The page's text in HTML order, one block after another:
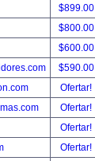
$899.00
$800.00
$600.00
$590.00
Ofertar!
Ofertar!
Ofertar!
Ofertar!